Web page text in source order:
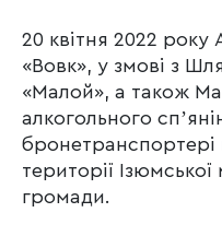
20 квітня 2022 року
«Вовк», у змові з
«Малой», а також
алкогольного
території Ізюмської
громади.